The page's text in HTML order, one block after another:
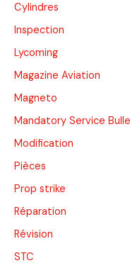
Cylindres
Inspection
Lycoming
Magazine Aviation
Magneto
Mandatory Service
Modification
Pièces
Prop strike
Réparation
Révision
STC